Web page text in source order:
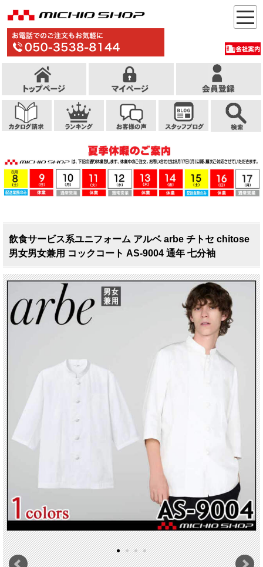
飲食サービス系ユニフォーム アルベ arbe チトセ chitose
男女男女兼用 コックコート AS-9004 通年 七分袖